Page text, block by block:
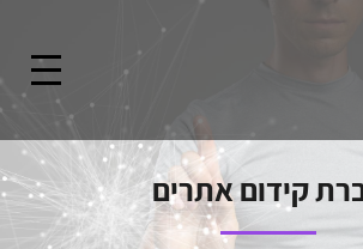
קידום אתרים